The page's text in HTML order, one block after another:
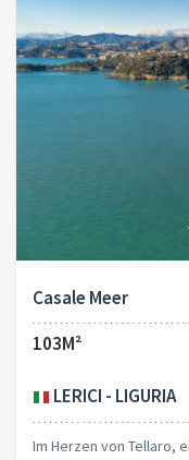
Casale Meer
103M²
LERICI - LIGURIA
Im Herzen von Tellaro,